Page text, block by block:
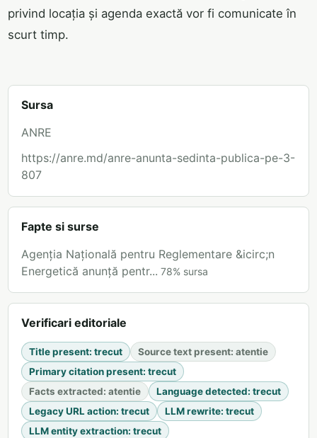
privind locația și agenda exactă vor fi comunicate în
scurt timp.
Sursa
ANRE
https://anre.md/anre-anunta-sedinta-publica-pe-3-
807
Fapte si surse
Agenția Națională pentru Reglementare &icirc;n
Energetică anunță pentr... 78% sursa
Verificari editoriale
Title present: trecut Source text present: atentie
Primary citation present: trecut
Facts extracted: atentie Language detected: trecut
Legacy URL action: trecut LLM rewrite: trecut
LLM entity extraction: trecut